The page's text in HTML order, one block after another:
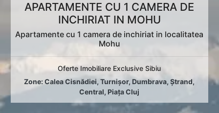
APARTAMENTE CU 1 CAMERA DE
INCHIRIAT IN MOHU
Apartamente cu 1 camera de inchiriat in localitatea
Mohu
Oferte Imobiliare Exclusive Sibiu
Zone:Calea Cisnădiei,Turnișor, Dumbrava,Ștrand,
Central, Piața Cluj